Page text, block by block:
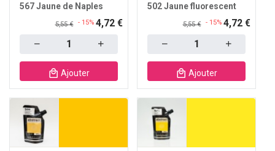
567 Jaune de Naples
5,55 € - 15% 4,72 €
Ajouter
502 Jaune fluorescent
5,55 € - 15% 4,72 €
Ajouter